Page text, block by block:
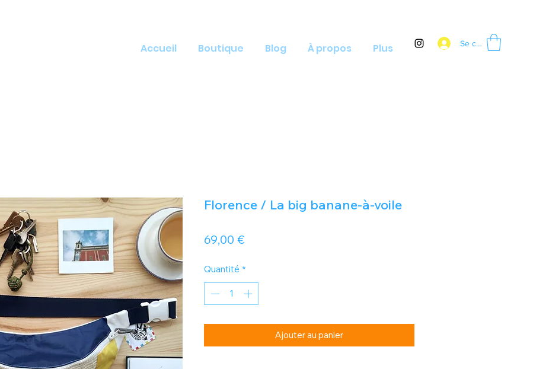
Accueil Boutique Blog À propos Plus Se connecter
Florence / La big banane-à-voile
69,00 €Prix
Quantité *
Ajouter au panier